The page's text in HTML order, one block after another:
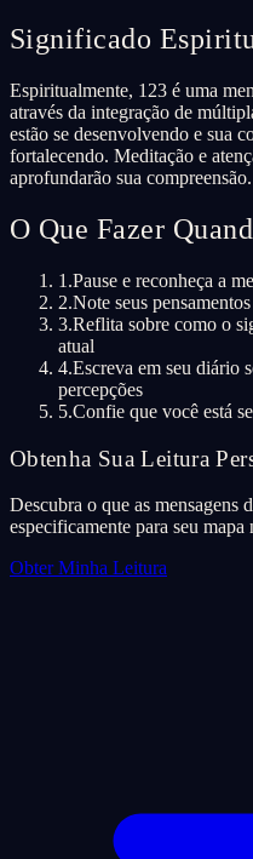
Significado
Espiritualmente, 123 é uma
através da integração de
estão se desenvolvendo e sua
fortalecendo. Meditação e
aprofundarão sua compreensão.
O Que Fazer
1.Pause e reconheça a
2.Note seus
3.Reflita sobre como o
atual
4.Escreva em seu diário
percepções
5.Confie que você está
Obtenha Sua Leitura
Descubra o que as mensagens
especificamente para seu
Obter Minha Leitura